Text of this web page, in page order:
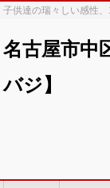
子供達の瑞々しい感性
名古屋市中
バジ】